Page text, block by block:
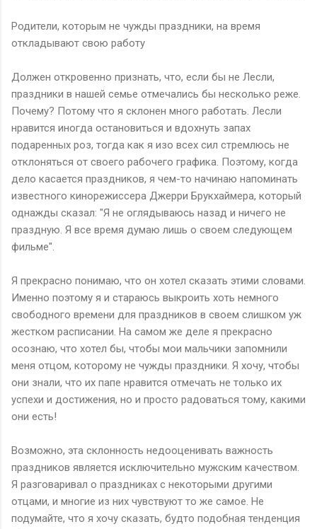
Родители, которым не чужды праздники, на время
откладывают свою работу
Должен откровенно признать, что, если бы не Лесли,
праздники в нашей семье отмечались бы несколько реже.
Почему? Потому что я склонен много работать. Лесли
нравится иногда остановиться и вдохнуть запах
подаренных роз, тогда как я изо всех сил стремлюсь не
отклоняться от своего рабочего графика. Поэтому, когда
дело касается праздников, я чем-то начинаю напоминать
известного кинорежиссера Джерри Брукхаймера, который
однажды сказал: "Я не оглядываюсь назад и ничего не
праздную. Я все время думаю лишь о своем следующем
фильме".
Я прекрасно понимаю, что он хотел сказать этими словами.
Именно поэтому я и стараюсь выкроить хоть немного
свободного времени для праздников в своем слишком уж
жестком расписании. На самом же деле я прекрасно
осознаю, что хотел бы, чтобы мои мальчики запомнили
меня отцом, которому не чужды праздники. Я хочу, чтобы
они знали, что их папе нравится отмечать не только их
успехи и достижения, но и просто радоваться тому, какими
они есть!
Возможно, эта склонность недооценивать важность
праздников является исключительно мужским качеством.
Я разговаривал о праздниках с некоторыми другими
отцами, и многие из них чувствуют то же самое. Не
подумайте, что я хочу сказать, будто подобная тенденция